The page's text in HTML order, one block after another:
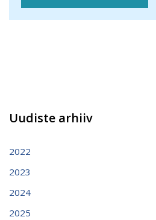
Uudiste arhiiv
2022
2023
2024
2025